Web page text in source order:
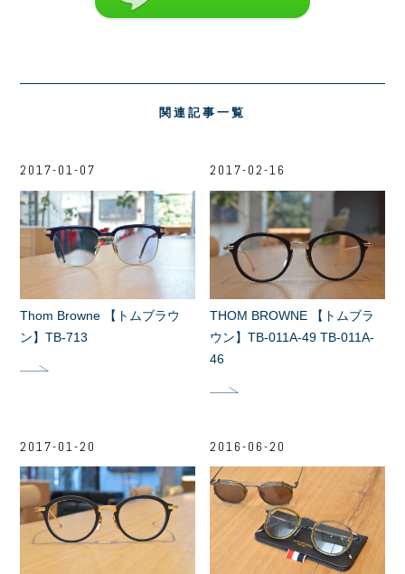
関連記事一覧
2017-01-07
Thom Browne 【トムブラウ
ン】TB-713
2017-02-16
THOM BROWNE 【トムブラ
ウン】TB-011A-49 TB-011A-
46
2017-01-20 2016-06-20